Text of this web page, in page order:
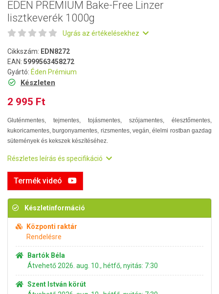
EDEN PREMIUM Bake-Free Linzer
lisztkeverék 1000g
Ugrás az értékelésekhez
Cikkszám: EDN8272
EAN: 5999563458272
Gyártó: Éden Prémium
Készleten
2 995 Ft
Gluténmentes, tejmentes, tojásmentes, szójamentes, élesztőmentes,
kukoricamentes, burgonyamentes, rizsmentes, vegán, élelmi rostban gazdag
sütemények és kekszek készítéséhez.
Részletes leírás és specifikáció
Termék videó
Készletinformáció
Központi raktár
Rendelésre
Bartók Béla
Átvehető 2026. aug. 10., hétfő, nyitás: 7:30
Szent István körút